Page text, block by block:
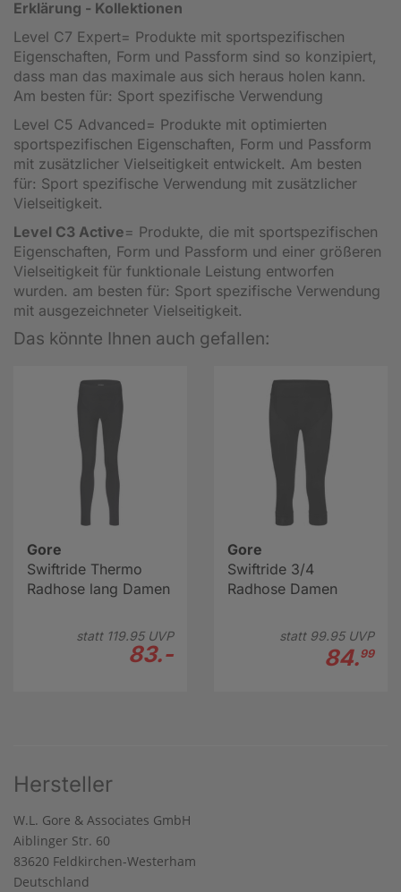
Erklärung - Kollektionen
Level C7 Expert= Produkte mit sportspezifischen
Eigenschaften, Form und Passform sind so konzipiert,
dass man das maximale aus sich heraus holen kann.
Am besten für: Sport spezifische Verwendung
Level C5 Advanced= Produkte mit optimierten
sportspezifischen Eigenschaften, Form und Passform
mit zusätzlicher Vielseitigkeit entwickelt. Am besten
für: Sport spezifische Verwendung mit zusätzlicher
Vielseitigkeit.
Level C3 Active= Produkte, die mit sportspezifischen
Eigenschaften, Form und Passform und einer größeren
Vielseitigkeit für funktionale Leistung entworfen
wurden. am besten für: Sport spezifische Verwendung
mit ausgezeichneter Vielseitigkeit.
Das könnte Ihnen auch gefallen:
Gore
Swiftride Thermo
Radhose lang Damen
statt 119.95UVP
83.-
Gore
Swiftride 3/4
Radhose Damen
statt 99.95UVP
84.99
Hersteller
W.L. Gore & Associates GmbH
Aiblinger Str. 60
83620 Feldkirchen-Westerham
Deutschland